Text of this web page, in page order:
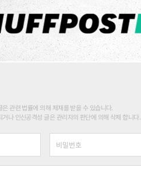
관련 법률에 의해 제재를 받을 수 있습니다.
나 인신공격성 글은 관리자의 판단에 의해 삭제 합니다.